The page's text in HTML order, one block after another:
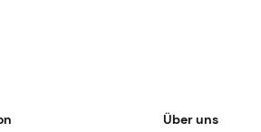
Über uns